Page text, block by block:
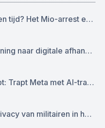
Totaalindruk verleden tijd? Het Mio-arrest en de grens tussen het modellen- en auteursrecht
Van digitale ontspanning naar digitale afhankelijkheid: functioneren sociale media als virtuele drugs?
Van post naar prompt: Trapt Meta met AI-training op de AVG?
Data op straat: de privacy van militairen in het geding